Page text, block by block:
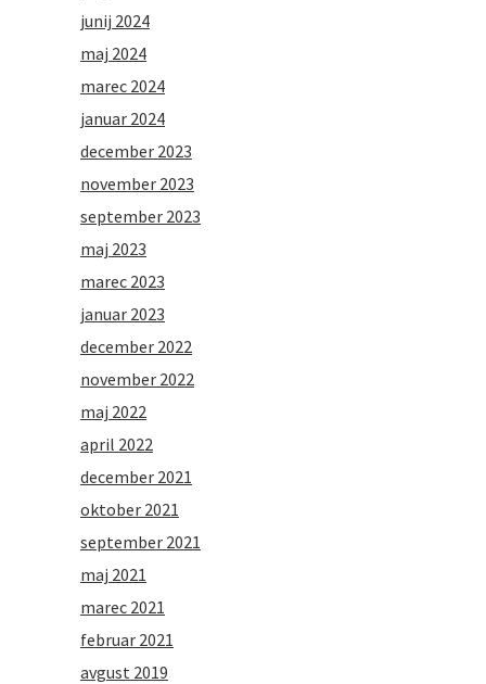
junij 2024
maj 2024
marec 2024
januar 2024
december 2023
november 2023
september 2023
maj 2023
marec 2023
januar 2023
december 2022
november 2022
maj 2022
april 2022
december 2021
oktober 2021
september 2021
maj 2021
marec 2021
februar 2021
avgust 2019